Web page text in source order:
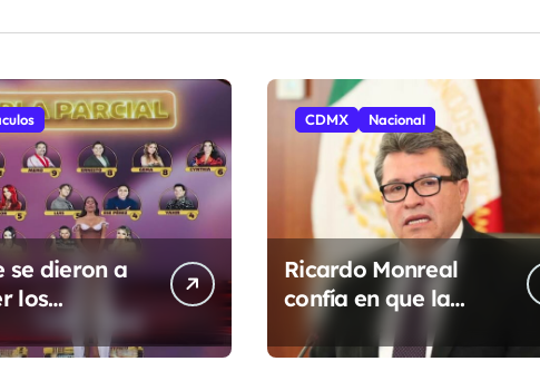
se dieron a
los
de La
los Famosos
CDMX Nacional
Ricardo Monreal
confía en que la
UNAM retome la
normalidad e inicie